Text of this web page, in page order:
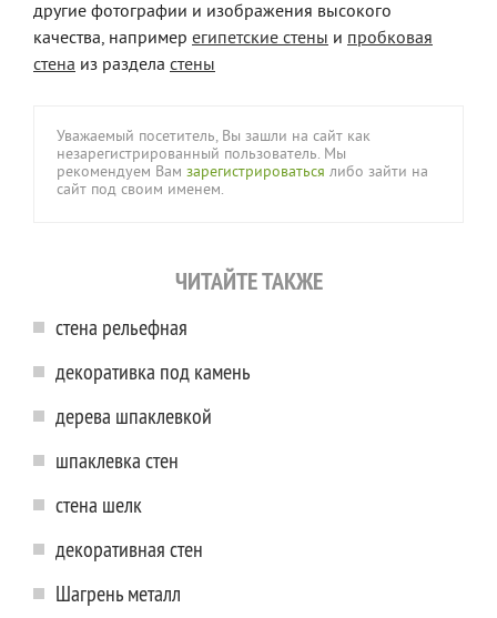
другие фотографии и изображения высокого
качества, например египетские стены и пробковая
стена из раздела стены
Уважаемый посетитель, Вы зашли на сайт как
незарегистрированный пользователь. Мы
рекомендуем Вам зарегистрироваться либо зайти на
сайт под своим именем.
ЧИТАЙТЕ ТАКЖЕ
стена рельефная
декоративка под камень
дерева шпаклевкой
шпаклевка стен
стена шелк
декоративная стен
Шагрень металл